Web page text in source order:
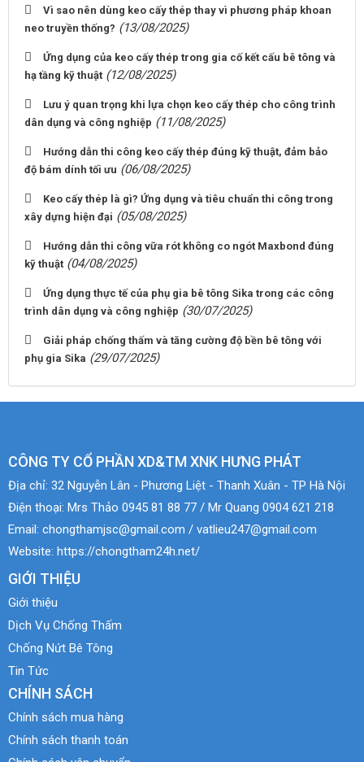
Vì sao nên dùng keo cấy thép thay vì phương pháp khoan
neo truyền thống? (13/08/2025)
Ứng dụng của keo cấy thép trong gia cố kết cấu bê tông và
hạ tầng kỹ thuật (12/08/2025)
Lưu ý quan trọng khi lựa chọn keo cấy thép cho công trình
dân dụng và công nghiệp (11/08/2025)
Hướng dẫn thi công keo cấy thép đúng kỹ thuật, đảm bảo
độ bám dính tối ưu (06/08/2025)
Keo cấy thép là gì? Ứng dụng và tiêu chuẩn thi công trong
xây dựng hiện đại (05/08/2025)
Hướng dẫn thi công vữa rót không co ngót Maxbond đúng
kỹ thuật (04/08/2025)
Ứng dụng thực tế của phụ gia bê tông Sika trong các công
trình dân dụng và công nghiệp (30/07/2025)
Giải pháp chống thấm và tăng cường độ bền bê tông với
phụ gia Sika (29/07/2025)
CÔNG TY CỔ PHẦN XD&TM XNK HƯNG PHÁT
Địa chỉ: 32 Nguyễn Lân - Phương Liệt - Thanh Xuân - TP Hà Nội
Điện thoại: Mrs Thảo 0945 81 88 77 / Mr Quang 0904 621 218
Email: chongthamjsc@gmail.com / vatlieu247@gmail.com
Website: https://chongtham24h.net/
GIỚI THIỆU
Giới thiệu
Dịch Vụ Chống Thấm
Chống Nứt Bê Tông
Tin Tức
CHÍNH SÁCH
Chính sách mua hàng
Chính sách thanh toán